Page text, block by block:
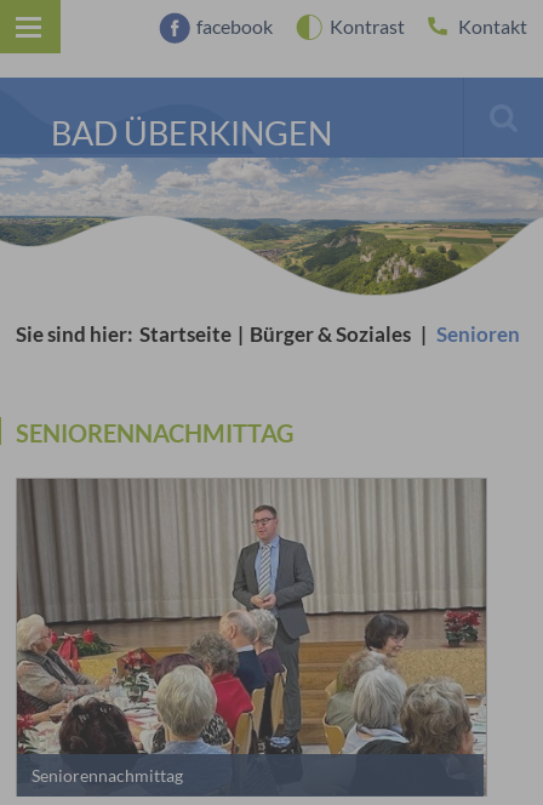
facebook Kontrast Kontakt
BAD ÜBERKINGEN
Sie sind hier: Startseite | Bürger & Soziales | Senioren
SENIORENNACHMITTAG
Seniorennachmittag